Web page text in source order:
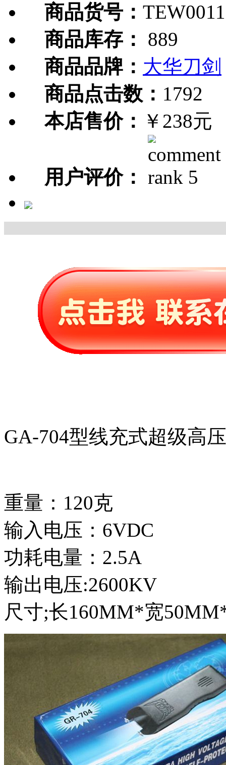
商品货号：
商品库存：
889
商品品牌： 大华刀剑
商品点击数： 1792
本店售价： ￥238元
用户评价：
GA-704型线充式超级高
重量：120克
输入电压：6VDC
功耗电量：2.5A
输出电压:2600KV
尺寸;长160MM*宽